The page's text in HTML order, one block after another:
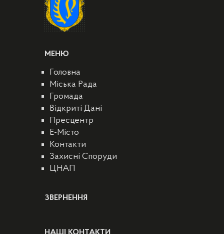
МЕНЮ
Головна
Міська Рада
Громада
Відкриті Дані
Пресцентр
E-Місто
Контакти
Захисні Споруди
ЦНАП
ЗВЕРНЕННЯ